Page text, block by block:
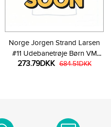
Norge Jorgen Strand Larsen
#11 Udebanetrøje Børn VM
2026 Kortærmet (+ Korte
273.79DKK 684.51DKK